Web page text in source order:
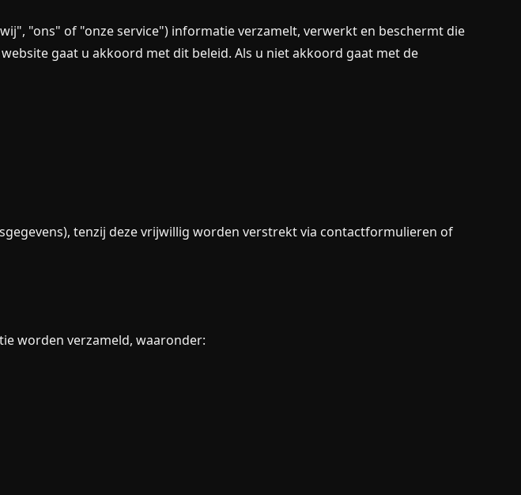
"ons" of "onze service") informatie verzamelt, verwerkt en beschermt die
gaat u akkoord met dit beleid. Als u niet akkoord gaat met de
tenzij deze vrijwillig worden verstrekt via contactformulieren of
worden verzameld, waaronder: